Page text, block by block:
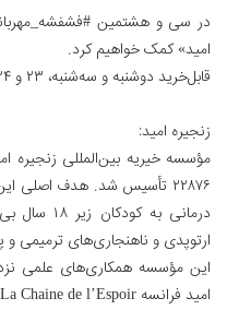
در سی و هشتمین
امید» کمک خواهیم کرد.
قابل‌خرید دوشنبه و سه‌شنبه، ۲۳ و ۲۴ بهمن‌ماه
زنجیره امید:
۲۲۸۷۶ تأسیس شد. هدف
درمانی
ارتوپدی و ناهنجاری‌های ترمیمی
این مؤسسه همکاری‌های علمی
امید فرانسه La Chaine de l’Espoir دارد.